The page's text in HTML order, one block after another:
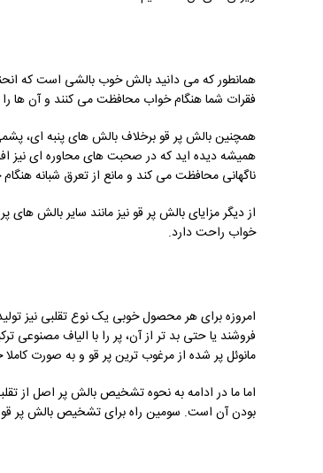
همانطور که می دانید بالش خوب بالشی است که
فقرات شما هنگام خواب محافظت می کنند و آن ها
همچنین بالش پر قو برخلاف بالش های پنبه ای،
همیشه دیده اید که در صحبت های محاوره ای نیز
ناگهانی محافظت می کند و مانع از تعرق شبانه
از دیگر مزایای بالش پر قو نیز مانند سایر بالش
خواب راحت دارد.
امروزه برای هر محصول خوبی یک نوع تقلبی نیز
مانوئل پر شده از مرغوب ترین پر قو و به صورت
اما ما در ادامه به نحوه تشخیص بالش پر اصل از
بودن آن است. سومین راه برای تشخیص بالش پر قو